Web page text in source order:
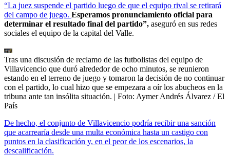
“La juez suspende el partido luego de que el equipo rival se retirará
del campo de juego. Esperamos pronunciamiento oficial para
determinar el resultado final del partido”, aseguró en sus redes
sociales el equipo de la capital del Valle.
Tras una discusión de reclamo de las futbolistas del equipo de
Villavicencio que duró alrededor de ocho minutos, se reunieron
estando en el terreno de juego y tomaron la decisión de no continuar
con el partido, lo cual hizo que se empezara a oír los abucheos en la
tribuna ante tan insólita situación. | Foto: Aymer Andrés Álvarez / El
País
De hecho, el conjunto de Villavicencio podría recibir una sanción
que acarrearía desde una multa económica hasta un castigo con
puntos en la clasificación y, en el peor de los escenarios, la
descalificación.